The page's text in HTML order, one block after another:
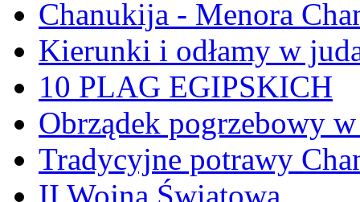
Chanukija - Menora
Kierunki i odłamy w
10 PLAG EGIPSKICH
Obrządek pogrzebowy
Tradycyjne potrawy